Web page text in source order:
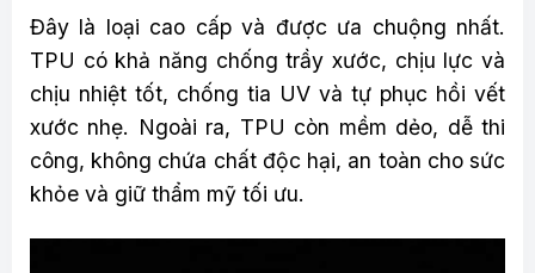
Đây là loại cao cấp và được ưa chuộng nhất.
TPU có khả năng chống trầy xước, chịu lực và
chịu nhiệt tốt, chống tia UV và tự phục hồi vết
xước nhẹ. Ngoài ra, TPU còn mềm dẻo, dễ thi
công, không chứa chất độc hại, an toàn cho sức
khỏe và giữ thẩm mỹ tối ưu.